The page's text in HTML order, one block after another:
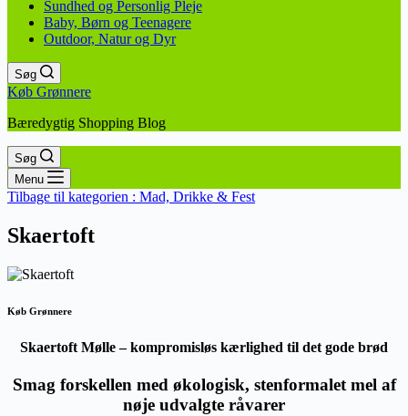
Sundhed og Personlig Pleje
Baby, Børn og Teenagere
Outdoor, Natur og Dyr
Søg
Køb Grønnere
Bæredygtig Shopping Blog
Søg
Menu
Tilbage til kategorien : Mad, Drikke & Fest
Skaertoft
Køb Grønnere
Skaertoft Mølle – kompromisløs kærlighed til det gode brød
Smag forskellen med økologisk, stenformalet mel af
nøje udvalgte råvarer